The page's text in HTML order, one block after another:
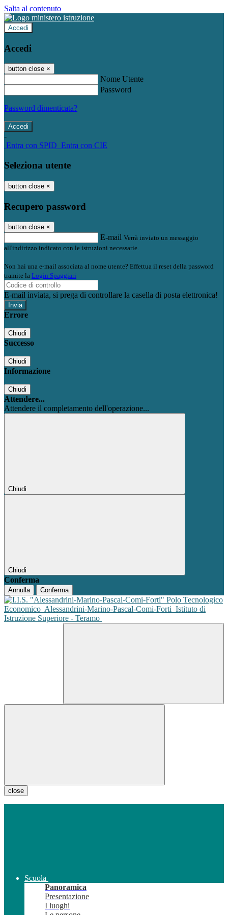
Salta al contenuto
Accedi
Accedi
button close ×
Nome Utente
Password
Password dimenticata?
-
Entra con SPID Entra con CIE
Seleziona utente
button close ×
Recupero password
button close ×
E-mail Verrà inviato un messaggio
all'indirizzo indicato con le istruzioni necessarie.
Non hai una e-mail associata al nome utente? Effettua il reset della password
tramite la Login Spaggiari
E-mail inviata, si prega di controllare la casella di posta elettronica!
Errore
Chiudi
Successo
Chiudi
Informazione
Chiudi
Attendere...
Attendere il completamento dell'operazione...
Chiudi
Chiudi
Conferma
Annulla Conferma
Polo Tecnologico
Economico Alessandrini-Marino-Pascal-Comi-Forti Istituto di
Istruzione Superiore - Teramo
close
Scuola
Panoramica
Presentazione
I luoghi